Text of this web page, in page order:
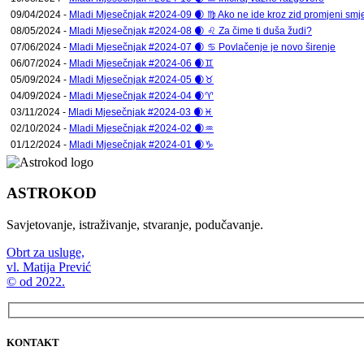
09/04/2024 - Mladi Mjesečnjak #2024-09 🌒 ♍ Ako ne ide kroz zid promjeni
08/05/2024 - Mladi Mjesečnjak #2024-08 🌒 ♌ Za čime ti duša žudi?
07/06/2024 - Mladi Mjesečnjak #2024-07 🌒 ♋ Povlačenje je novo širenje
06/07/2024 - Mladi Mjesečnjak #2024-06 🌒♊
05/09/2024 - Mladi Mjesečnjak #2024-05 🌒♉
04/09/2024 - Mladi Mjesečnjak #2024-04 🌒♈
03/11/2024 - Mladi Mjesečnjak #2024-03 🌒♓
02/10/2024 - Mladi Mjesečnjak #2024-02 🌒♒
01/12/2024 - Mladi Mjesečnjak #2024-01 🌒♑
ASTROKOD
Savjetovanje, istraživanje, stvaranje, podučavanje.
Obrt za usluge,
vl. Matija Prević
© od 2022.
KONTAKT